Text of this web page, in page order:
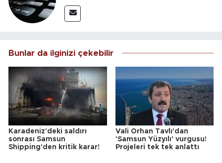
Bunlar da ilginizi çekebilir
Karadeniz'deki saldırı
sonrası Samsun
Shipping'den kritik karar!
Vali Orhan Tavlı'dan
'Samsun Yüzyılı' vurgusu!
Projeleri tek tek anlattı